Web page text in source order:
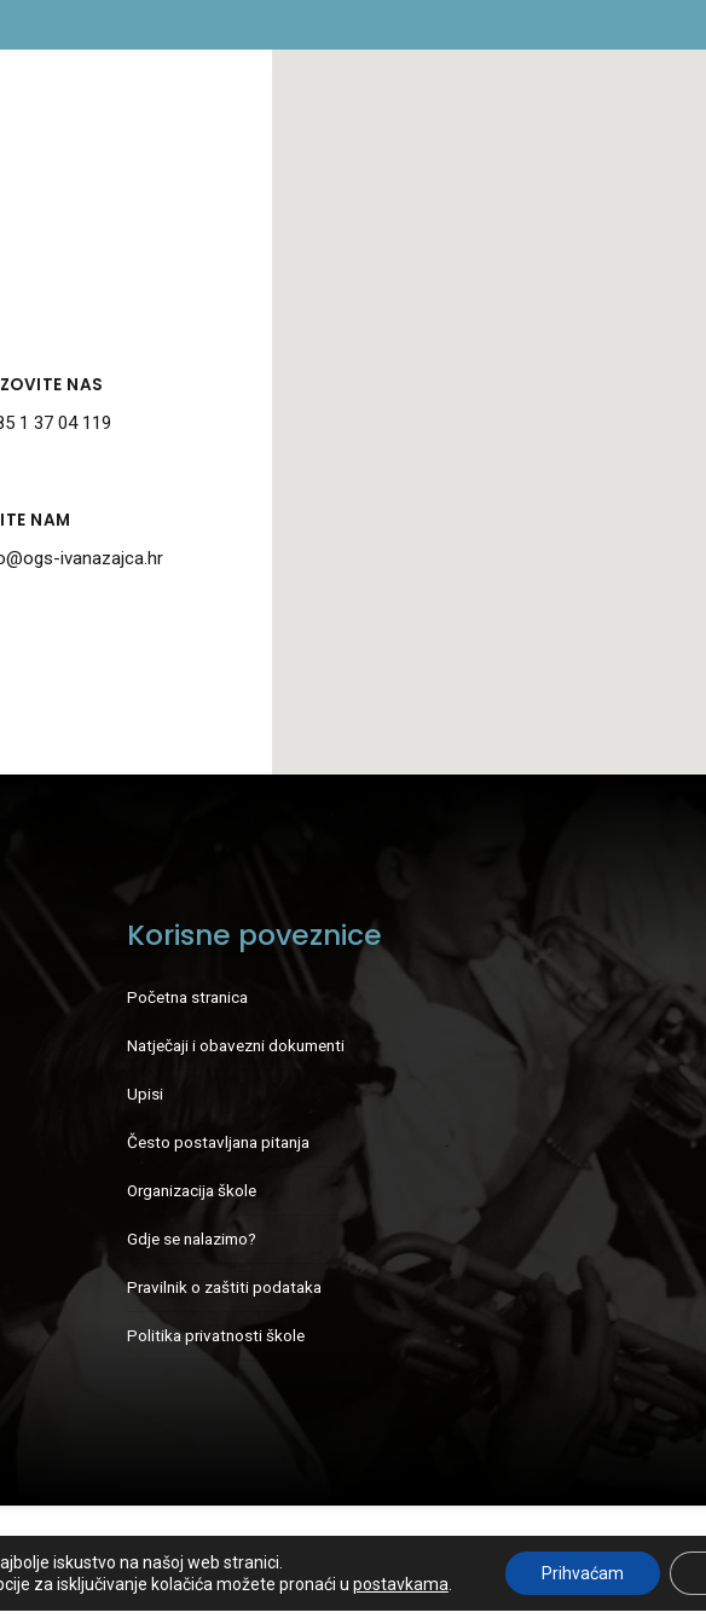
NAS
1 37 04 119
NAM
ivanazajca.hr
Korisne poveznice
Početna stranica
Natječaji i obavezni dokumenti
Upisi
Često postavljana pitanja
Organizacija škole
Gdje se nalazimo?
Pravilnik o zaštiti podataka
Politika privatnosti škole
- Zagrebiskustvo na našoj web stranici.
za isključivanje kolačića možete pronaći u postavkama
Prihvaćam